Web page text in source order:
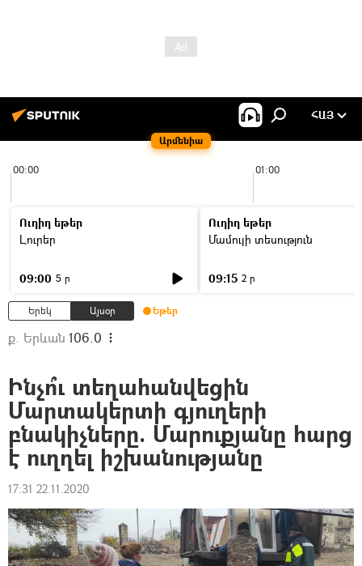
Արմենիա
ՀԱՅ
00:00 01:00
Ուղիղ եթեր
Լուրեր
09:00 5 ր
Ուղիղ եթեր
Մամուլի տեսություն
09:15 2 ր
Երեկ Այսօր Եթեր
ք. Երևան 106.0
Ինչո՞ւ տեղահանվեցին
Մարտակերտի գյուղերի
բնակիչները. Մարուքյանը հարց
է ուղղել իշխանությանը
17:31 22.11.2020